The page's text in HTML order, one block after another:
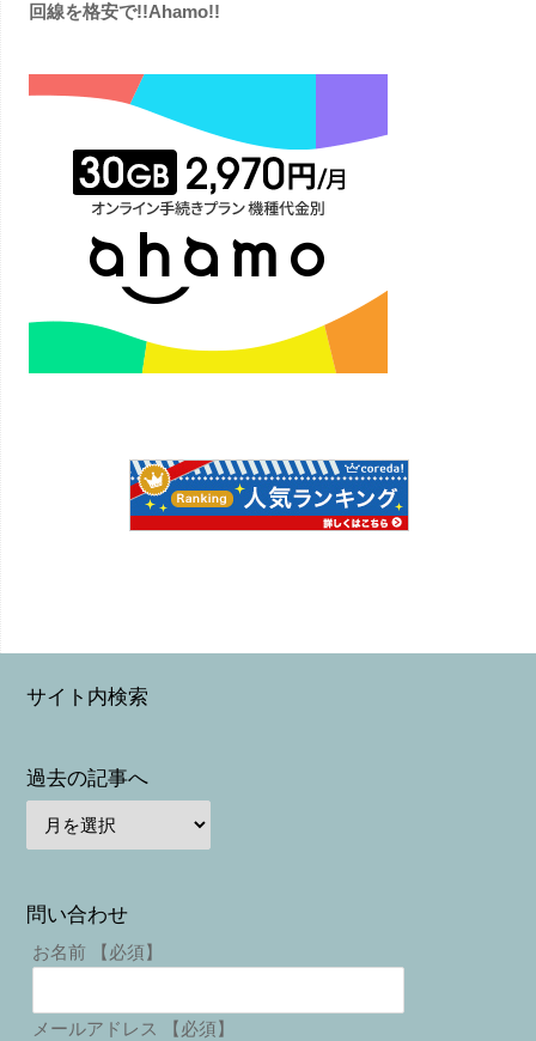
回線を格安で!!Ahamo!!
サイト内検索
過去の記事へ
問い合わせ
お名前 【必須】
メールアドレス 【必須】